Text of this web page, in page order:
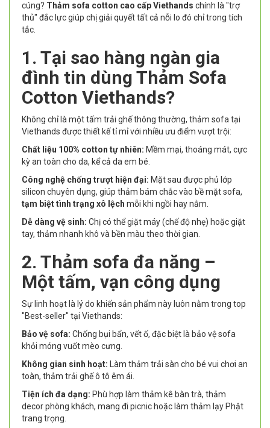
cúng? Thảm sofa cotton cao cấp Viethands chính là "trợ
thủ" đắc lực giúp chị giải quyết tất cả nỗi lo đó chỉ trong tích
tắc.
1. Tại sao hàng ngàn gia
đình tin dùng Thảm Sofa
Cotton Viethands?
Không chỉ là một tấm trải ghế thông thường, thảm sofa tại
Viethands được thiết kế tỉ mỉ với nhiều ưu điểm vượt trội:
Chất liệu 100% cotton tự nhiên: Mềm mại, thoáng mát, cực
kỳ an toàn cho da, kể cả da em bé.
Công nghệ chống trượt hiện đại: Mặt sau được phủ lớp
silicon chuyên dụng, giúp thảm bám chắc vào bề mặt sofa,
tạm biệt tình trạng xô lệch mỗi khi ngồi hay nằm.
Dễ dàng vệ sinh: Chị có thể giặt máy (chế độ nhẹ) hoặc giặt
tay, thảm nhanh khô và bền màu theo thời gian.
2. Thảm sofa đa năng –
Một tấm, vạn công dụng
Sự linh hoạt là lý do khiến sản phẩm này luôn nằm trong top
"Best-seller" tại Viethands:
Bảo vệ sofa: Chống bụi bẩn, vết ố, đặc biệt là bảo vệ sofa
khỏi móng vuốt mèo cưng.
Không gian sinh hoạt: Làm thảm trải sàn cho bé vui chơi an
toàn, thảm trải ghế ô tô êm ái.
Tiện ích đa dạng: Phù hợp làm thảm kê bàn trà, thảm
decor phòng khách, mang đi picnic hoặc làm thảm lạy Phật
trang trọng.